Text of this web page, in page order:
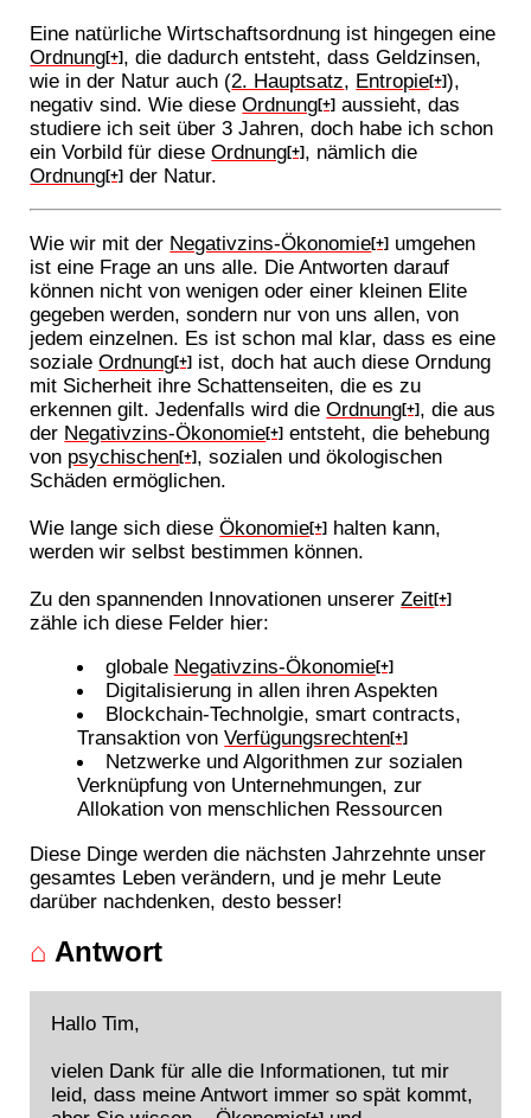
Eine natürliche Wirtschaftsordnung ist hingegen eine
Ordnung[+] , die dadurch entsteht, dass Geldzinsen,
wie in der Natur auch (2. Hauptsatz, Entropie[+]),
negativ sind. Wie dieseOrdnung[+] aussieht, das
studiere ich seit über 3 Jahren, doch habe ich schon
ein Vorbild für dieseOrdnung[+] , nämlich die
Ordnung[+] der Natur.
Wie wir mit der Negativzins-Ökonomie[+] umgehen
ist eine Frage an uns alle. Die Antworten darauf
können nicht von wenigen oder einer kleinen Elite
gegeben werden, sondern nur von uns allen, von
jedem einzelnen. Es ist schon mal klar, dass es eine
sozialeOrdnung[+] ist, doch hat auch diese Orndung
mit Sicherheit ihre Schattenseiten, die es zu
erkennen gilt. Jedenfalls wird dieOrdnung[+] , die aus
der Negativzins-Ökonomie[+] entsteht, die behebung
von psychischen[+] , sozialen und ökologischen
Schäden ermöglichen.
Wie lange sich dieseÖkonomie[+] halten kann,
werden wir selbst bestimmen können.
Zu den spannenden Innovationen unsererZeit[+]
zähle ich diese Felder hier:
globale Negativzins-Ökonomie[+]
Digitalisierung in allen ihren Aspekten
Blockchain-Technolgie, smart contracts,
Transaktion vonVerfügungsrechten[+]
Netzwerke und Algorithmen zur sozialen
Verknüpfung von Unternehmungen, zur
Allokation von menschlichen Ressourcen
Diese Dinge werden die nächsten Jahrzehnte unser
gesamtes Leben verändern, und je mehr Leute
darüber nachdenken, desto besser!
⌂ Antwort
Hallo Tim,
vielen Dank für alle die Informationen, tut mir
leid, dass meine Antwort immer so spät kommt,